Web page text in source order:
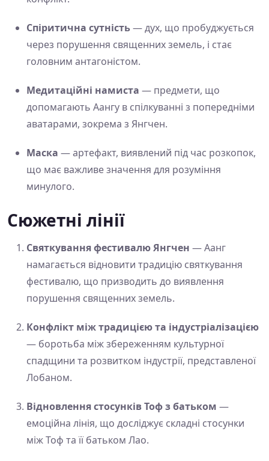
Спіритична сутність— дух, що пробуджується
через порушення священних земель, і стає
головним антагоністом.
Медитаційні намиста — предмети, що
допомагають Аангу в спілкуванні з попередніми
аватарами, зокрема з Янгчен.
Маска — артефакт, виявлений під час розкопок,
що має важливе значення для розуміння
минулого.
Сюжетні лінії
Святкування фестивалю Янгчен — Аанг
намагається відновити традицію святкування
фестивалю, що призводить до виявлення
порушення священних земель.
Конфлікт між традицією та індустріалізацією
— боротьба між збереженням культурної
спадщини та розвитком індустрії, представленої
Лобаном.
Відновлення стосунків Тоф з батьком —
емоційна лінія, що досліджує складні стосунки
між Тоф та її батьком Лао.